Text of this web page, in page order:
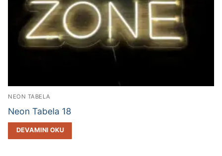
NEON TABELA
Neon Tabela 18
DEVAMINI OKU